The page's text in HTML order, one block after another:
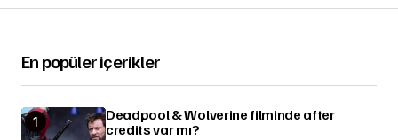
En popüler içerikler
Deadpool & Wolverine filminde after
credits var mı?